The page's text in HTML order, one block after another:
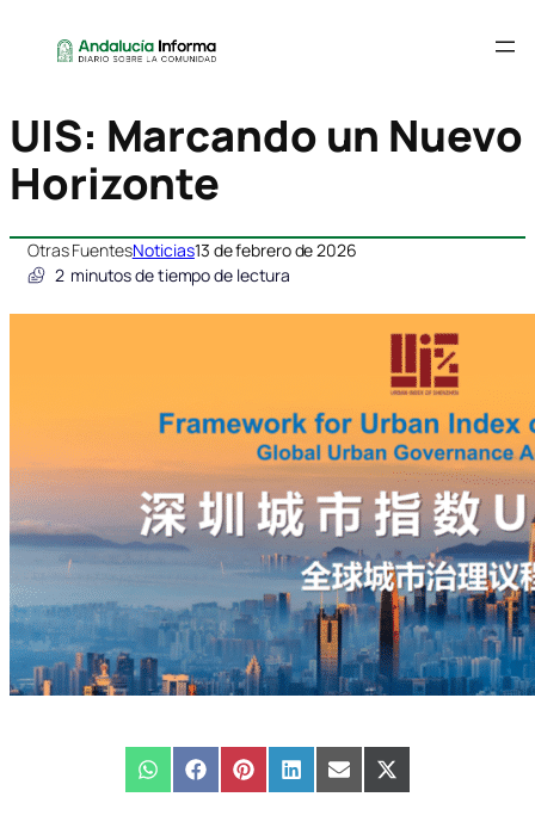
UIS: Marcando un Nuevo
Horizonte
Otras FuentesNoticias13 de febrero de 2026
2 minutos de tiempo de lectura
Compartir
en
WhatsAppCompartir
en
FacebookCompartir
en
PinterestCompartir
en
LinkedInCompartir
en
EmailCompartir
en
X
(Twitter)